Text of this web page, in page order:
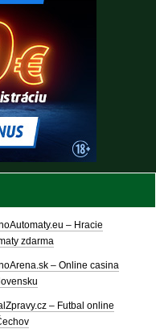
– Hracie
zdarma
– Online casina
– Futbal online